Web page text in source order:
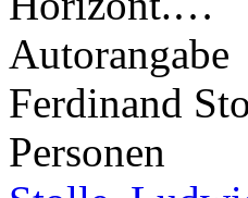
Autorangabe
Ferdinand
Personen